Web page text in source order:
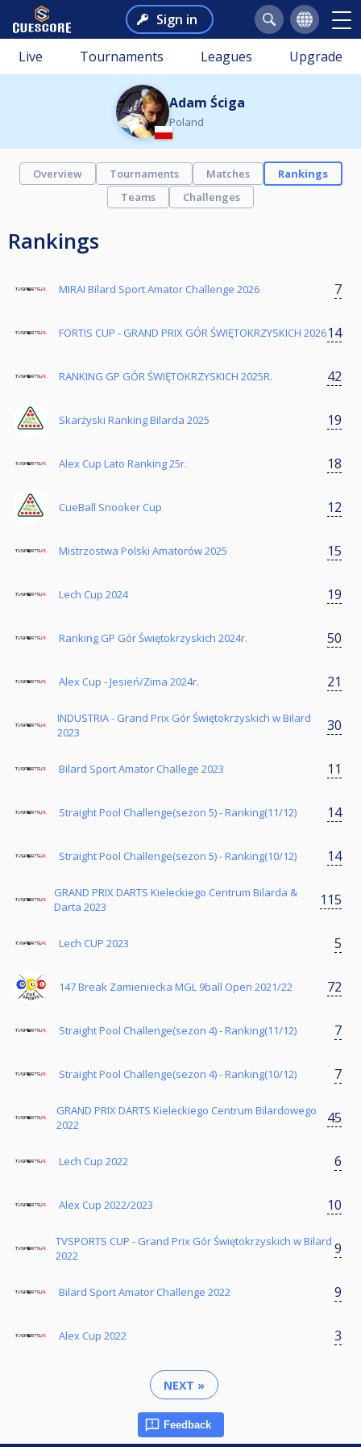
Sign in
Live Tournaments Leagues Upgrade
Adam Ściga
Poland
Overview Tournaments Matches
Rankings
Teams
Challenges
Rankings
MIRAI Bilard Sport Amator Challenge 2026 7
FORTIS CUP - GRAND PRIX GÓR ŚWIĘTOKRZYSKICH 202614
RANKING GP GÓR ŚWIĘTOKRZYSKICH 2025R. 42
Skarżyski Ranking Bilarda 2025 19
Alex Cup Lato Ranking 25r. 18
CueBall Snooker Cup 12
Mistrzostwa Polski Amatorów 2025 15
Lech Cup 2024 19
Ranking GP Gór Świętokrzyskich 2024r. 50
Alex Cup - Jesień/Zima 2024r. 21
INDUSTRIA - Grand Prix Gór Świętokrzyskich w Bilard
2023
30
Bilard Sport Amator Challege 2023 11
Straight Pool Challenge(sezon 5) - Ranking(11/12) 14
Straight Pool Challenge(sezon 5) - Ranking(10/12) 14
GRAND PRIX DARTS Kieleckiego Centrum Bilarda &
Darta 2023
115
Lech CUP 2023 5
147 Break Zamieniecka MGL 9ball Open 2021/22 72
Straight Pool Challenge(sezon 4) - Ranking(11/12) 7
Straight Pool Challenge(sezon 4) - Ranking(10/12) 7
GRAND PRIX DARTS Kieleckiego Centrum Bilardowego
2022
45
Lech Cup 2022 6
Alex Cup 2022/2023 10
TVSPORTS CUP - Grand Prix Gór Świętokrzyskich w Bilard
2022
9
Bilard Sport Amator Challenge 2022 9
Alex Cup 2022 3
NEXT »
Feedback